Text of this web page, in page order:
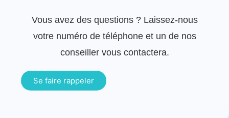
Vous avez des questions ? Laissez-nous
votre numéro de téléphone et un de nos
conseiller vous contactera.
Se faire rappeler